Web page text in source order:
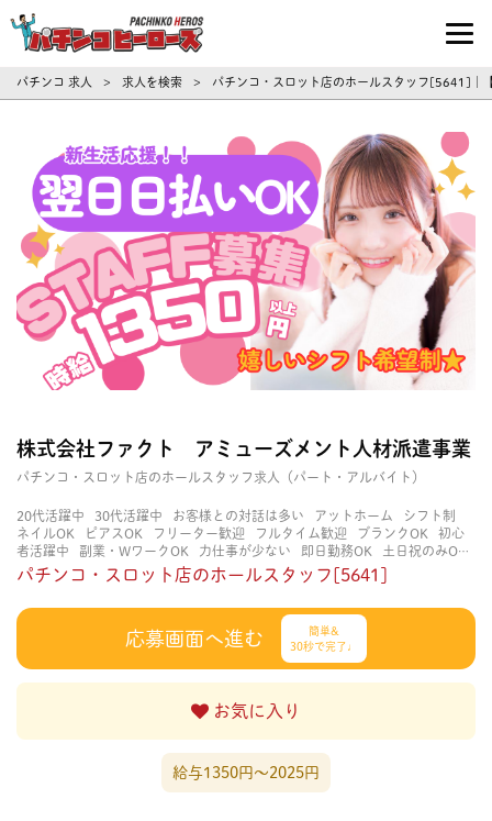
パチンコ求人・転職ならパチンコヒーロ
パチンコ 求人 > 求人を検索 > パチンコ・スロット店のホールスタッフ[5641]
株式会社ファクト アミューズメント人材派遣事業
パチンコ・スロット店のホールスタッフ求人（パート・アルバイト）
20代活躍中 30代活躍中 お客様との対話は多い アットホーム
シフト制
ネイルOK
ピアスOK フリーター歓迎 フルタイム歓迎 ブランクOK
初心
者活躍中
副業・WワークOK 力仕事が少ない 即日勤務OK
土日祝のみOK
学歴不問
服装自由 未経験・初心者OK 決められた時間できっちり
経験不要
立ち仕事 経験者・有資格者歓迎 自分の都合に合わせやすい
自由
パチンコ・スロット店のホールスタッフ[5641]
応募画面へ進む
簡単&
30秒で完了♩
お気に入り
給与1350円〜2025円